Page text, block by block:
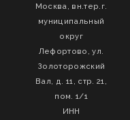
Москва, вн.тер.г.
муниципальный
округ
Лефортово, ул.
Золоторожский
Вал, д. 11, стр. 21,
пом. 1/1
ИНН